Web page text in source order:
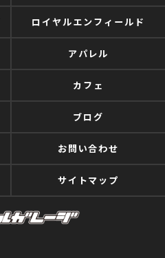
ロイヤルエンフィールド
アパレル
カフェ
ブログ
お問い合わせ
サイトマップ